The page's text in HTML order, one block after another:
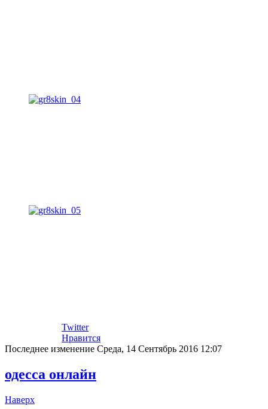
Twitter
Нравится
Последнее изменение Среда, 14 Сентябрь 2016 12:07
одесса онлайн
Наверх